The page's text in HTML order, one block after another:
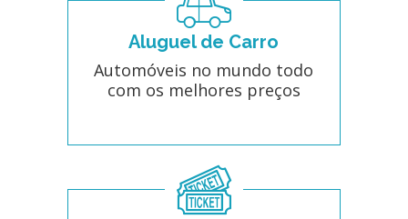
Aluguel de Carro
Automóveis no mundo todo
com os melhores preços